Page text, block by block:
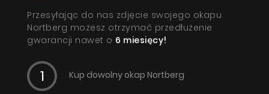
Przesyłając do nas zdjęcie swojego okapu
Nortberg możesz otrzymać przedłużenie
gwarancji nawet o 6 miesięcy!
Kup dowolny okap Nortberg